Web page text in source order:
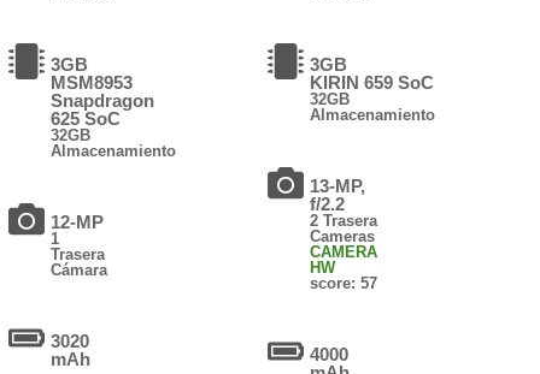
3GB
MSM8953
Snapdragon
625 SoC
32GB
Almacenamiento
12-MP
1
Trasera
Cámara
3020
mAh
3GB
KIRIN 659 SoC
32GB
Almacenamiento
13-MP,
f/2.2
2 Trasera
Cameras
CAMERA
HW
score: 57
4000